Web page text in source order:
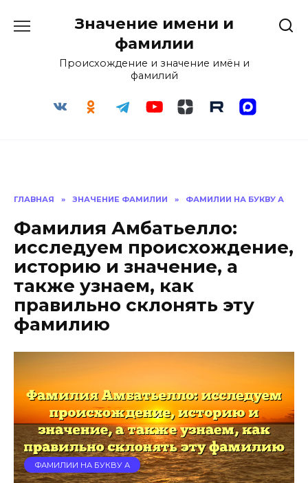
Значение имени и
фамилии
Происхождение и значение имён и
фамилий
ГЛАВНАЯ » ЗНАЧЕНИЕ ФАМИЛИИ » ФАМИЛИИ НА БУКВУ А
Фамилия Амбатьелло:
исследуем происхождение,
историю и значение, а
также узнаем, как
правильно склонять эту
фамилию
ФАМИЛИИ НА БУКВУ А